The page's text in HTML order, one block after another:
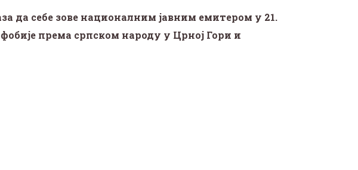
да себе зове националним јавним емитером у 21.
према српском народу у Црној Гори и